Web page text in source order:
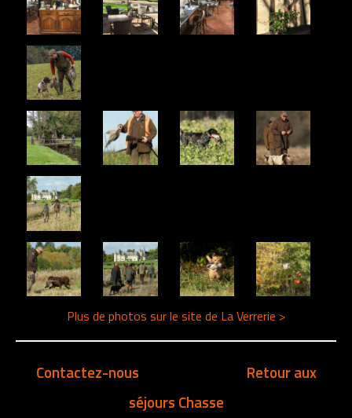
Plus de photos sur le site de La Verrerie >
Contactez-nous
Retour aux
séjours Chasse